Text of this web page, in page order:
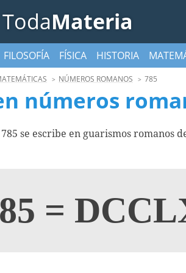
TodaMateria
FILOSOFÍA FÍSICA HISTORIA
NÚMEROS ROMANOS 785
números
se escribe en guarismos romanos
=